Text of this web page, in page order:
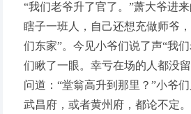
“我们老爷升了官了。”萧大爷进
瞎子一班人，自己还想充做师爷
们东家”。今见小爷们说了声“我
们瞅了一眼。幸亏在场的人都没
问道：“堂翁高升到那里？”小爷
武昌府，或者黄州府，都论不定